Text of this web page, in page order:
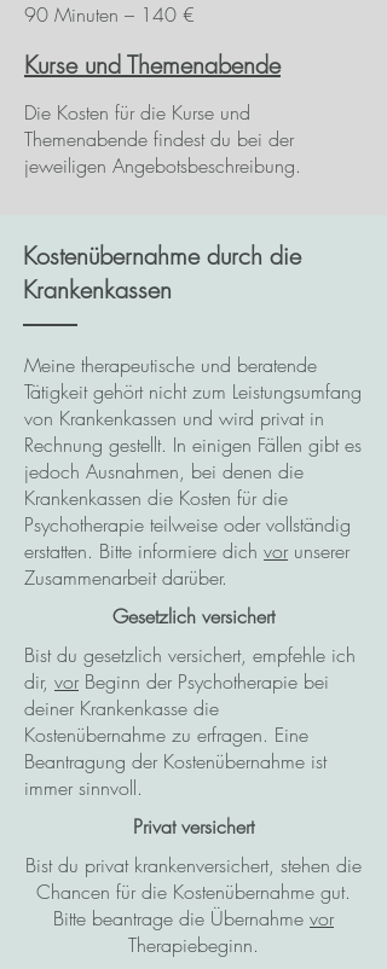
90 Minuten – 140 €
Kurse und Themenabende
Die Kosten für die Kurse und
Themenabende findest du bei der
jeweiligen Angebotsbeschreibung.
Kostenübernahme durch die
Krankenkassen
Meine therapeutische und beratende
Tätigkeit gehört nicht zum Leistungsumfang
von Krankenkassen und wird privat in
Rechnung gestellt. In einigen Fällen gibt es
jedoch Ausnahmen, bei denen die
Krankenkassen die Kosten für die
Psychotherapie teilweise oder vollständig
erstatten. Bitte informiere dich vor unserer
Zusammenarbeit darüber.
Gesetzlich versichert
Bist du gesetzlich versichert, empfehle ich
dir, vor Beginn der Psychotherapie bei
deiner Krankenkasse die
Kostenübernahme zu erfragen. Eine
Beantragung der Kostenübernahme ist
immer sinnvoll.
Privat versichert
Bist du privat krankenversichert, stehen die
Chancen für die Kostenübernahme gut.
Bitte beantrage die Übernahme vor
Therapiebeginn.